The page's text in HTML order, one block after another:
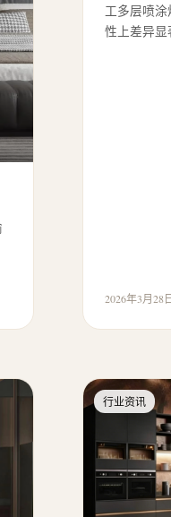
工多层喷
性上差异
2026年3月28
行业资讯